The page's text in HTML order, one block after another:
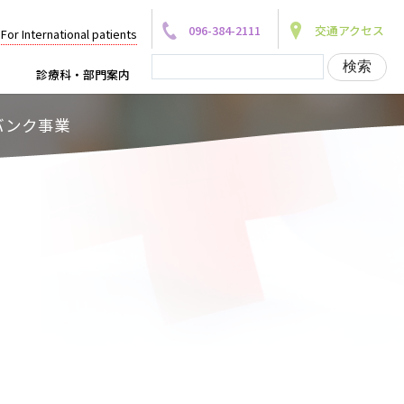
For International patients
診療科・部門案内
096-384-2111 交通アクセス
ク事業